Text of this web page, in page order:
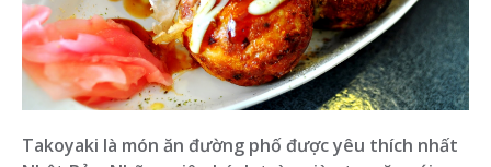
Takoyaki là món ăn đường phố được yêu thích nhất